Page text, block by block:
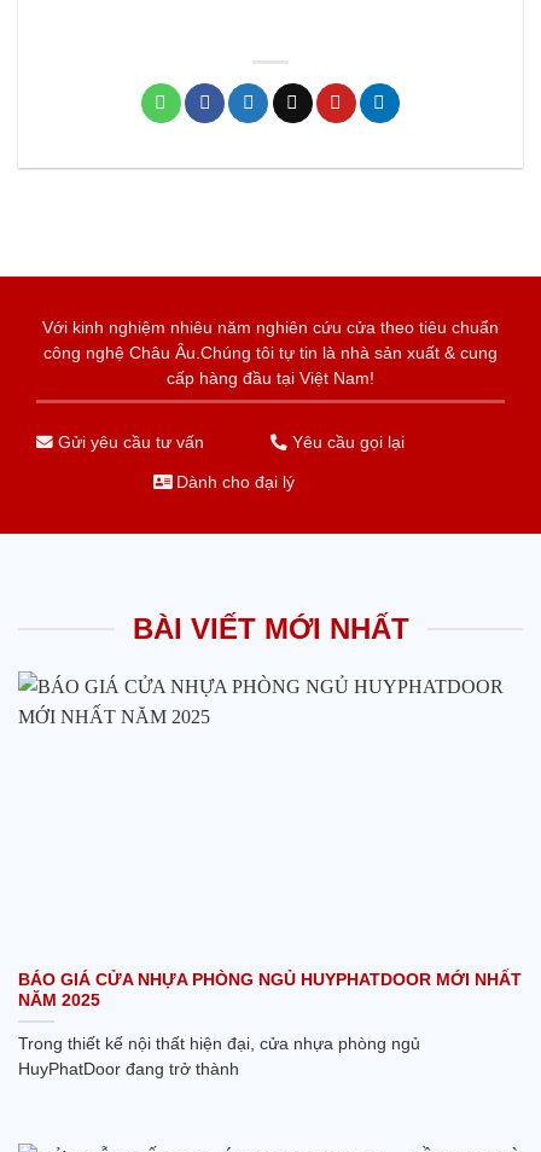
Với kinh nghiệm nhiêu năm nghiên cứu cửa theo tiêu chuẩn
công nghệ Châu Âu.Chúng tôi tự tin là nhà sản xuất & cung
cấp hàng đầu tại Việt Nam!
Gửi yêu cầu tư vấn Yêu cầu gọi lại
Dành cho đại lý
BÀI VIẾT MỚI NHẤT
BÁO GIÁ CỬA NHỰA PHÒNG NGỦ HUYPHATDOOR MỚI NHẤT
NĂM 2025
Trong thiết kế nội thất hiện đại, cửa nhựa phòng ngủ
HuyPhatDoor đang trở thành